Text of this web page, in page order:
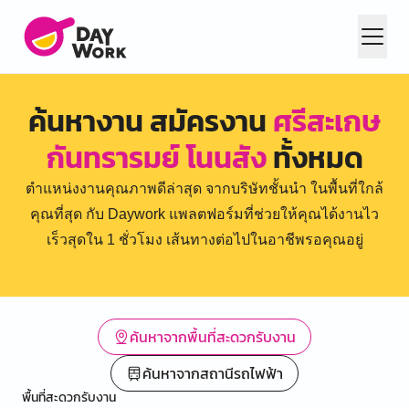
ค้นหางาน สมัครงานศรีสะเกษ
กันทรารมย์ โนนสังทั้งหมด
ตำแหน่งงานคุณภาพดีล่าสุด จากบริษัทชั้นนำ ในพื้นที่ใกล้
คุณที่สุด กับ Daywork แพลตฟอร์มที่ช่วยให้คุณได้งานไว
เร็วสุดใน 1 ชั่วโมง เส้นทางต่อไปในอาชีพรอคุณอยู่
ค้นหาจากพื้นที่สะดวกรับงาน
ค้นหาจากสถานีรถไฟฟ้า
พื้นที่สะดวกรับงาน